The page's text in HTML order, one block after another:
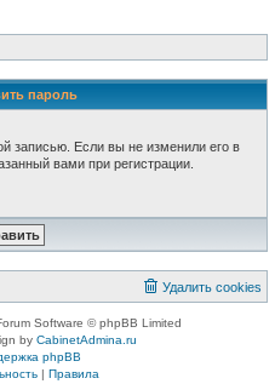
пароль
записью. Если вы не изменили его в
вами при регистрации.
Удалить cookies
Software © phpBB Limited
by CabinetAdmina.ru
phpBB
| Правила